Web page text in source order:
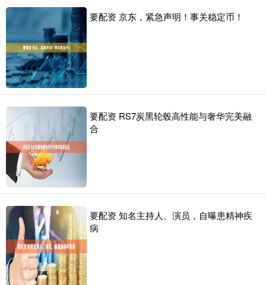
要配资 京东，紧急声明！事关稳定币！
要配资 RS7炭黑轮毂高性能与奢华完美融
合
要配资 知名主持人、演员，自曝患精神疾
病